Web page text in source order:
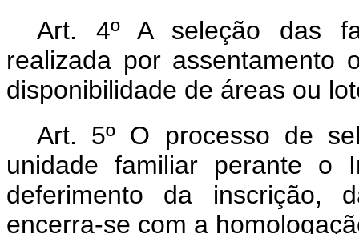
Art. 4º A seleção das
realizada por assentamento
disponibilidade de áreas ou
Art. 5º O processo de
unidade familiar perante o
deferimento da inscrição,
encerra-se com a